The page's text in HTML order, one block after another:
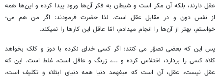
عقل دارند، بلکه آن مکر است و شیطان به فکر آن‌ها ورود پیدا کرده و این‌ها همه
از نفس دون و در مقابل عقل است. لذا حضرت فرمودند: اگر من هم می­
خواستم، بهتر از آن‌ها را انجام می­دادم، امّا عاقل این کارها را نمی­کند.
پس این که بعضی تصوّر می­ کنند: اگر کسی خدای نکرده با دوز و کلک بخواهد
کلاه کسی را بردارد، اختلاس کرده و ...، زرنگ و عاقل است، غلط است. این که
عقل نیست، عقل، آن است که می­فهمد دنیا همه دنیای ابتلاء و تکلیف است،